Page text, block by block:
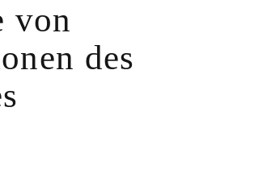
von
des